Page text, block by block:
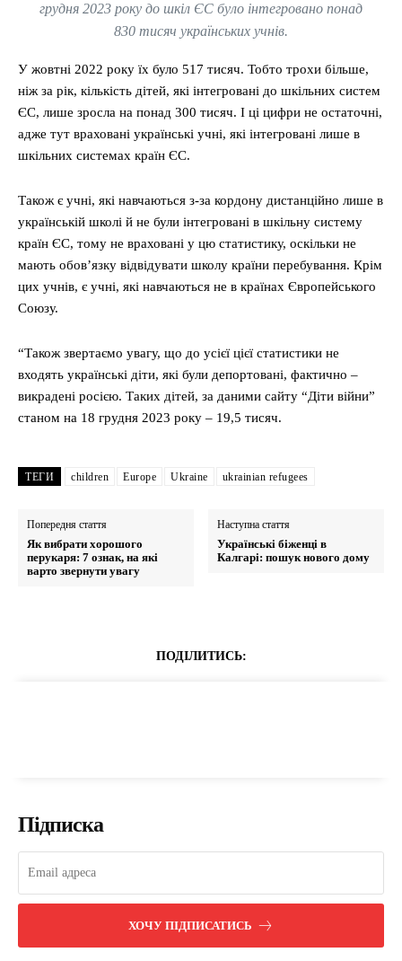
грудня 2023 року до шкіл ЄС було інтегровано понад
830 тисяч українських учнів.
У жовтні 2022 року їх було 517 тисяч. Тобто трохи більше,
ніж за рік, кількість дітей, які інтегровані до шкільних систем
ЄС, лише зросла на понад 300 тисяч. І ці цифри не остаточні,
адже тут враховані українські учні, які інтегровані лише в
шкільних системах країн ЄС.
Також є учні, які навчаються з-за кордону дистанційно лише в
українській школі й не були інтегровані в шкільну систему
країн ЄС, тому не враховані у цю статистику, оскільки не
мають обов’язку відвідувати школу країни перебування. Крім
цих учнів, є учні, які навчаються не в країнах Європейського
Союзу.
“Також звертаємо увагу, що до усієї цієї статистики не
входять українські діти, які були депортовані, фактично –
викрадені росією. Таких дітей, за даними сайту “Діти війни”
станом на 18 грудня 2023 року – 19,5 тисяч.
ТЕГИ children Europe Ukraine ukrainian refugees
Попередня стаття
Як вибрати хорошого
перукаря: 7 ознак, на які
варто звернути увагу
Наступна стаття
Українські біженці в
Калгарі: пошук нового дому
ПОДІЛИТИСЬ:
Підписка
ХОЧУ ПІДПИСАТИСЬ